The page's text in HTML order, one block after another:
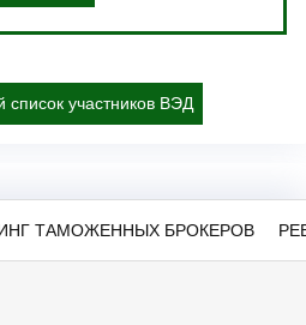
список участников ВЭД
ТАМОЖЕННЫХ БРОКЕРОВ